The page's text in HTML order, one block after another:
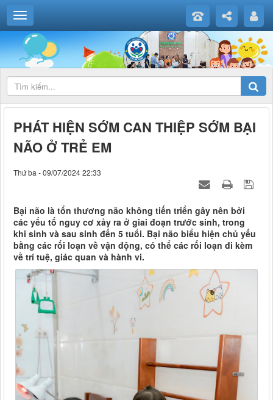
PHÁT HIỆN SỚM CAN THIỆP SỚM BẠI
NÃO Ở TRẺ EM
Thứ ba - 09/07/2024 22:33
Bại não là tổn thương não không tiến triển gây nên bởi
các yếu tố nguy cơ xảy ra ở giai đoạn trước sinh, trong
khi sinh và sau sinh đến 5 tuổi. Bại não biểu hiện chủ yếu
bằng các rối loạn về vận động, có thể các rối loạn đi kèm
về trí tuệ, giác quan và hành vi.